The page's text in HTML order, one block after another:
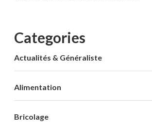
Categories
Actualités & Généraliste
Alimentation
Bricolage